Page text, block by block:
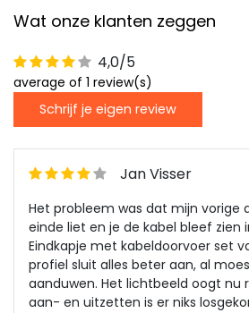
Wat onze klanten zeggen
4,0/5
average of 1 review(s)
Schrijf je eigen review
Jan Visser
Het probleem was dat mijn vorige
einde liet en je de kabel bleef zien
Eindkapje met kabeldoorvoer set
profiel sluit alles beter aan, al
aanduwen. Het lichtbeeld oogt nu
aan- en uitzetten is er niks